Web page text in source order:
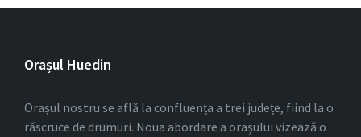
Orașul Huedin
Orașul nostru se află la confluența a trei județe, fiind la o
răscruce de drumuri. Noua abordare a orașului vizează o